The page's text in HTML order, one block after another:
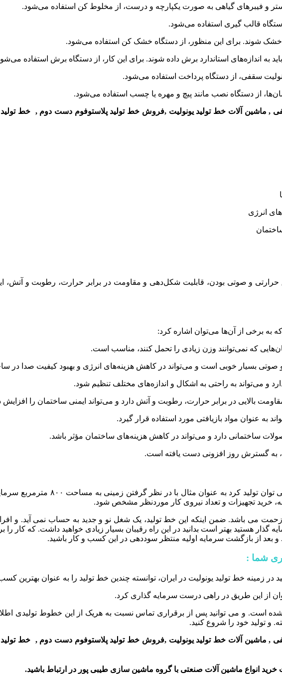
و فیبرهای گیاهی به صورت یکپارچه و درست، از مخلوط کن استفاده می‌شود.
قالب گیری استفاده می‌شود.
خشک شوند. برای این منظور، از دستگاه خشک کن استفاده می‌شود.
اندازه‌های استاندارد برش داده شوند. برای این کار، از دستگاه برش استفاده
سقفی، از دستگاه پرداخت استفاده می‌شود.
از دستگاه نصب مانند پیچ و مهره یا چسب استفاده می‌شود.
, ماشین آلات خط تولید یونولیت ,فروش خط تولید پلاستوفوم دست دوم , خط تولید
و صوتی بودن، قابلیت شکل‌دهی و مقاومت در برابر حرارت، رطوبت و آتش،
که به برخی از آن‌ها می‌توان اشاره کرد:
که نمی‌توانند وزن زیادی را تحمل کنند، مناسب است.
صوتی بسیار خوبی است و می‌تواند در کاهش هزینه‌های انرژی و بهبود کیفیت صدا در
و می‌تواند به راحتی به اشکال و اندازه‌های مختلف تنظیم شود.
بالایی در برابر حرارت، رطوبت و آتش دارد و می‌تواند ایمنی ساختمان را افزایش
به عنوان مواد بازیافتی مورد استفاده قرار گیرد.
ساختمانی دارد و می‌تواند در کاهش هزینه‌های ساختمان مؤثر باشد.
به گسترش روز افزونی دست یافته است.
برای راه اندازی خط تولید یونولیت که
خرید تجهیزات و تعداد نیروی کار موردنظر مشخص شود.
می باشد. ضمن اینکه این خط تولید، یک شغل نو و جدید به حساب نمی آید. و
گذار هستید بهتر است بدانید در این راه رقیبان بسیار زیادی خواهید داشت. که کار
و بعد از بازگشت سرمایه اولیه منتظر سوددهی در این کسب و کار باشید.
شما :
خط تولید یونولیت در ایران، توانسته چندین خط تولید را به عنوان بهترین
از این طریق در راهی درست سرمایه گذاری کرد.
است. و می توانید پس از برقراری تماس نسبت به هریک از این خطوط تولیدی
و تولید خود را شروع کنید.
, ماشین آلات خط تولید یونولیت ,فروش خط تولید پلاستوفوم دست دوم , خط تولید
انواع ماشین آلات صنعتی با گروه ماشین سازی طیبی پور در ارتباط باشید.